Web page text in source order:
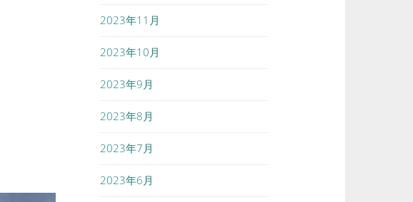
2023年11月
2023年10月
2023年9月
2023年8月
2023年7月
2023年6月